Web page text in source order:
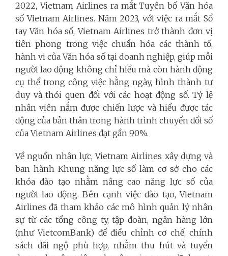
2022, Vietnam Airlines ra mắt Tuyên bố Văn hóa
số Vietnam Airlines. Năm 2023, với việc ra mắt Sổ
tay Văn hóa số, Vietnam Airlines trở thành đơn vị
tiên phong trong việc chuẩn hóa các thành tố,
hành vi của Văn hóa số tại doanh nghiệp, giúp mỗi
người lao động không chỉ hiểu mà còn hành động
cụ thể trong công việc hằng ngày, hình thành tư
duy và thói quen đối với các hoạt động số. Tỷ lệ
nhân viên nắm được chiến lược và hiểu được tác
động của bản thân trong hành trình chuyển đổi số
của Vietnam Airlines đạt gần 90%.
Về nguồn nhân lực, Vietnam Airlines xây dựng và
ban hành Khung năng lực số làm cơ sở cho các
khóa đào tạo nhằm nâng cao năng lực số của
người lao động. Bên cạnh việc đào tạo, Vietnam
Airlines đã tham khảo các mô hình quản lý nhân
sự từ các tổng công ty, tập đoàn, ngân hàng lớn
(như VietcomBank) để điều chỉnh cơ chế, chính
sách đãi ngộ phù hợp, nhằm thu hút và tuyển